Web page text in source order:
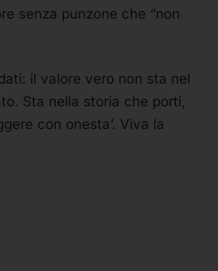
senza punzone che “non
il valore vero non sta nel
Sta nella storia che porti,
con onesta’. Viva la